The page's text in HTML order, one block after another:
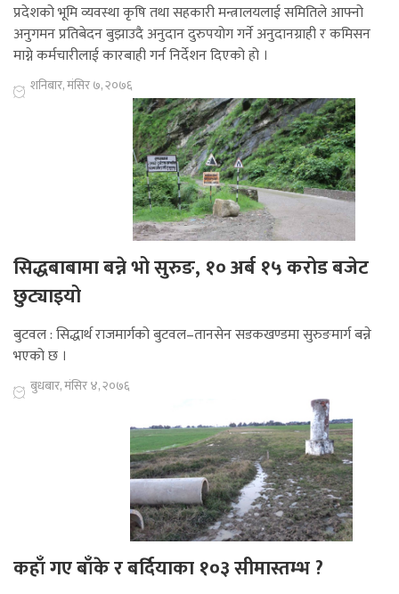
प्रदेशको भूमि व्यवस्था कृषि तथा सहकारी मन्त्रालयलाई समितिले आफ्नो
अनुगमन प्रतिबेदन बुझाउदै अनुदान दुरुपयोग गर्ने अनुदानग्राही र कमिसन
माग्ने कर्मचारीलाई कारबाही गर्न निर्देशन दिएको हो ।
शनिबार, मंसिर ७, २०७६
सिद्धबाबामा बन्ने भो सुरुङ, १० अर्ब १५ करोड बजेट
छुट्याइयो
बुटवल : सिद्धार्थ राजमार्गको बुटवल–तानसेन सडकखण्डमा सुरुङमार्ग बन्ने
भएको छ ।
बुधबार, मंसिर ४, २०७६
कहाँ गए बाँके र बर्दियाका १०३ सीमास्तम्भ ?